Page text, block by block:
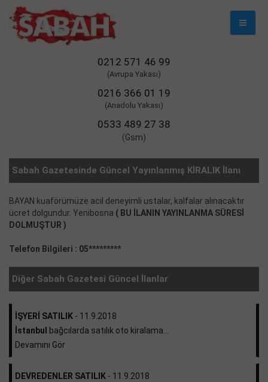
Mobil
0212 571 46 99
(Avrupa Yakası)
0216 366 01 19
(Anadolu Yakası)
0533 489 27 38
(Gsm)
Sabah Gazetesinde Güncel Yayınlanmış KİRALIK İlanı
BAYAN kuaförümüze acil deneyimli ustalar, kalfalar alınacaktır
ücret dolgundur. Yenibosna ( BU İLANIN YAYINLANMA SÜRESİ
DOLMUŞTUR )
Telefon Bilgileri : 05*********
Diğer Sabah Gazetesi Güncel İlanlar
İŞYERİ SATILIK - 11.9.2018
İstanbul
bağcılarda satılık oto kiralama...
Devamını Gör
DEVREDENLER SATILIK - 11.9.2018